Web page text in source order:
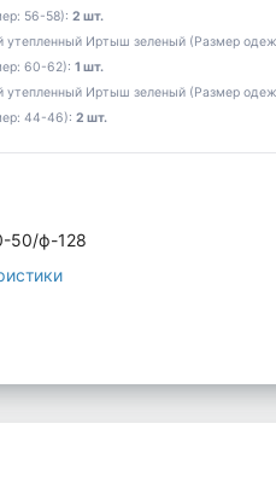
56-58): 2 шт.
Иртыш зеленый (Размер
60-62): 1 шт.
Иртыш зеленый (Размер
44-46): 2 шт.
50/ф-128